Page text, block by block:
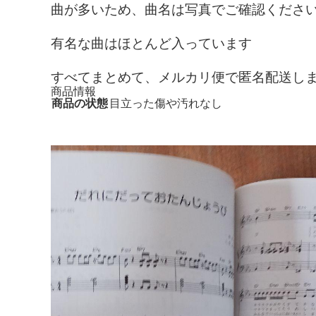
曲が多いため、曲名は写真でご確認くださ
有名な曲はほとんど入っています
すべてまとめて、メルカリ便で匿名配送し
商品情報
商品の状態 目立った傷や汚れなし